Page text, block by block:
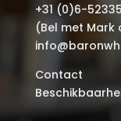
+31 (0)6-
(Bel met
Contact